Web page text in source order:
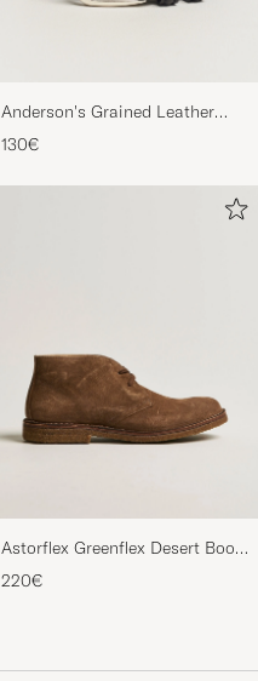
Anderson's Grained Leather
Belt 3 cm Black
130€
Astorflex Greenflex Desert Boot
Dark Khaki Suede
220€